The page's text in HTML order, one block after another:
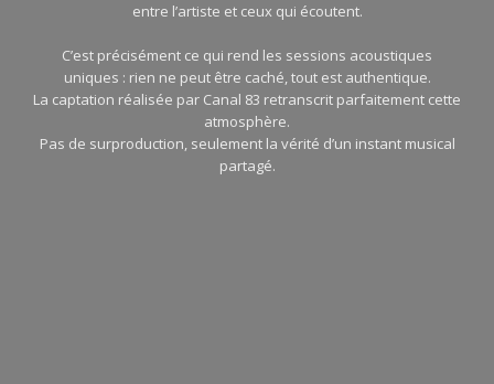
entre l’artiste et ceux qui écoutent.
C’est précisément ce qui rend les sessions acoustiques
uniques : rien ne peut être caché, tout est authentique.
La captation réalisée par Canal 83 retranscrit parfaitement cette
atmosphère.
Pas de surproduction, seulement la vérité d’un instant musical
partagé.